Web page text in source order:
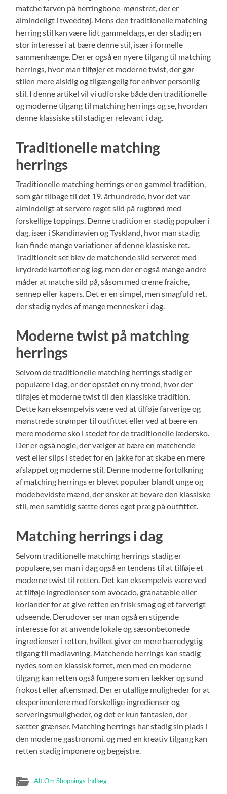
matche farven på herringbone-mønstret, der er
almindeligt i tweedtøj. Mens den traditionelle matching
herring stil kan være lidt gammeldags, er der stadig en
stor interesse i at bære denne stil, især i formelle
sammenhænge. Der er også en nyere tilgang til matching
herrings, hvor man tilføjer et moderne twist, der gør
stilen mere alsidig og tilgængelig for enhver personlig
stil. I denne artikel vil vi udforske både den traditionelle
og moderne tilgang til matching herrings og se, hvordan
denne klassiske stil stadig er relevant i dag.
Traditionelle matching
herrings
Traditionelle matching herrings er en gammel tradition,
som går tilbage til det 19. århundrede, hvor det var
almindeligt at servere røget sild på rugbrød med
forskellige toppings. Denne tradition er stadig populær i
dag, især i Skandinavien og Tyskland, hvor man stadig
kan finde mange variationer af denne klassiske ret.
Traditionelt set blev de matchende sild serveret med
krydrede kartofler og løg, men der er også mange andre
måder at matche sild på, såsom med creme fraiche,
sennep eller kapers. Det er en simpel, men smagfuld ret,
der stadig nydes af mange mennesker i dag.
Moderne twist på matching
herrings
Selvom de traditionelle matching herrings stadig er
populære i dag, er der opstået en ny trend, hvor der
tilføjes et moderne twist til den klassiske tradition.
Dette kan eksempelvis være ved at tilføje farverige og
mønstrede strømper til outfittet eller ved at bære en
mere moderne sko i stedet for de traditionelle lædersko.
Der er også nogle, der vælger at bære en matchende
vest eller slips i stedet for en jakke for at skabe en mere
afslappet og moderne stil. Denne moderne fortolkning
af matching herrings er blevet populær blandt unge og
modebevidste mænd, der ønsker at bevare den klassiske
stil, men samtidig sætte deres eget præg på outfittet.
Matching herrings i dag
Selvom traditionelle matching herrings stadig er
populære, ser man i dag også en tendens til at tilføje et
moderne twist til retten. Det kan eksempelvis være ved
at tilføje ingredienser som avocado, granatæble eller
koriander for at give retten en frisk smag og et farverigt
udseende. Derudover ser man også en stigende
interesse for at anvende lokale og sæsonbetonede
ingredienser i retten, hvilket giver en mere bæredygtig
tilgang til madlavning. Matchende herrings kan stadig
nydes som en klassisk forret, men med en moderne
tilgang kan retten også fungere som en lækker og sund
frokost eller aftensmad. Der er utallige muligheder for at
eksperimentere med forskellige ingredienser og
serveringsmuligheder, og det er kun fantasien, der
sætter grænser. Matching herrings har stadig sin plads i
den moderne gastronomi, og med en kreativ tilgang kan
retten stadig imponere og begejstre.
Alt Om Shoppings Indlæg